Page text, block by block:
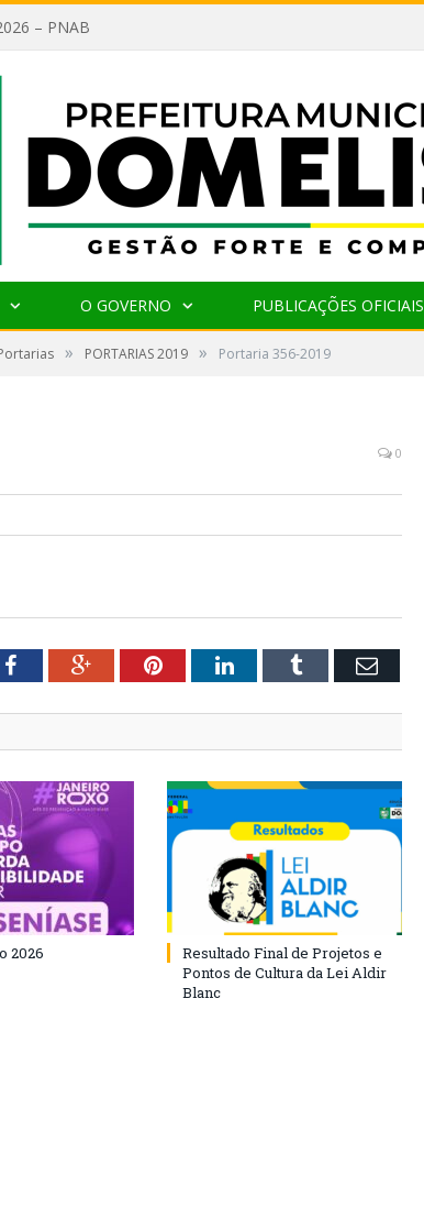
– PNAB
O GOVERNO PUBLICAÇÕES OFICIAIS
» PORTARIAS 2019 » Portaria 356-2019
0
FacebookGoogle+PinterestLinkedInTumblr Email
2026
Resultado Final de Projetos e
Pontos de Cultura da Lei Aldir
Blanc